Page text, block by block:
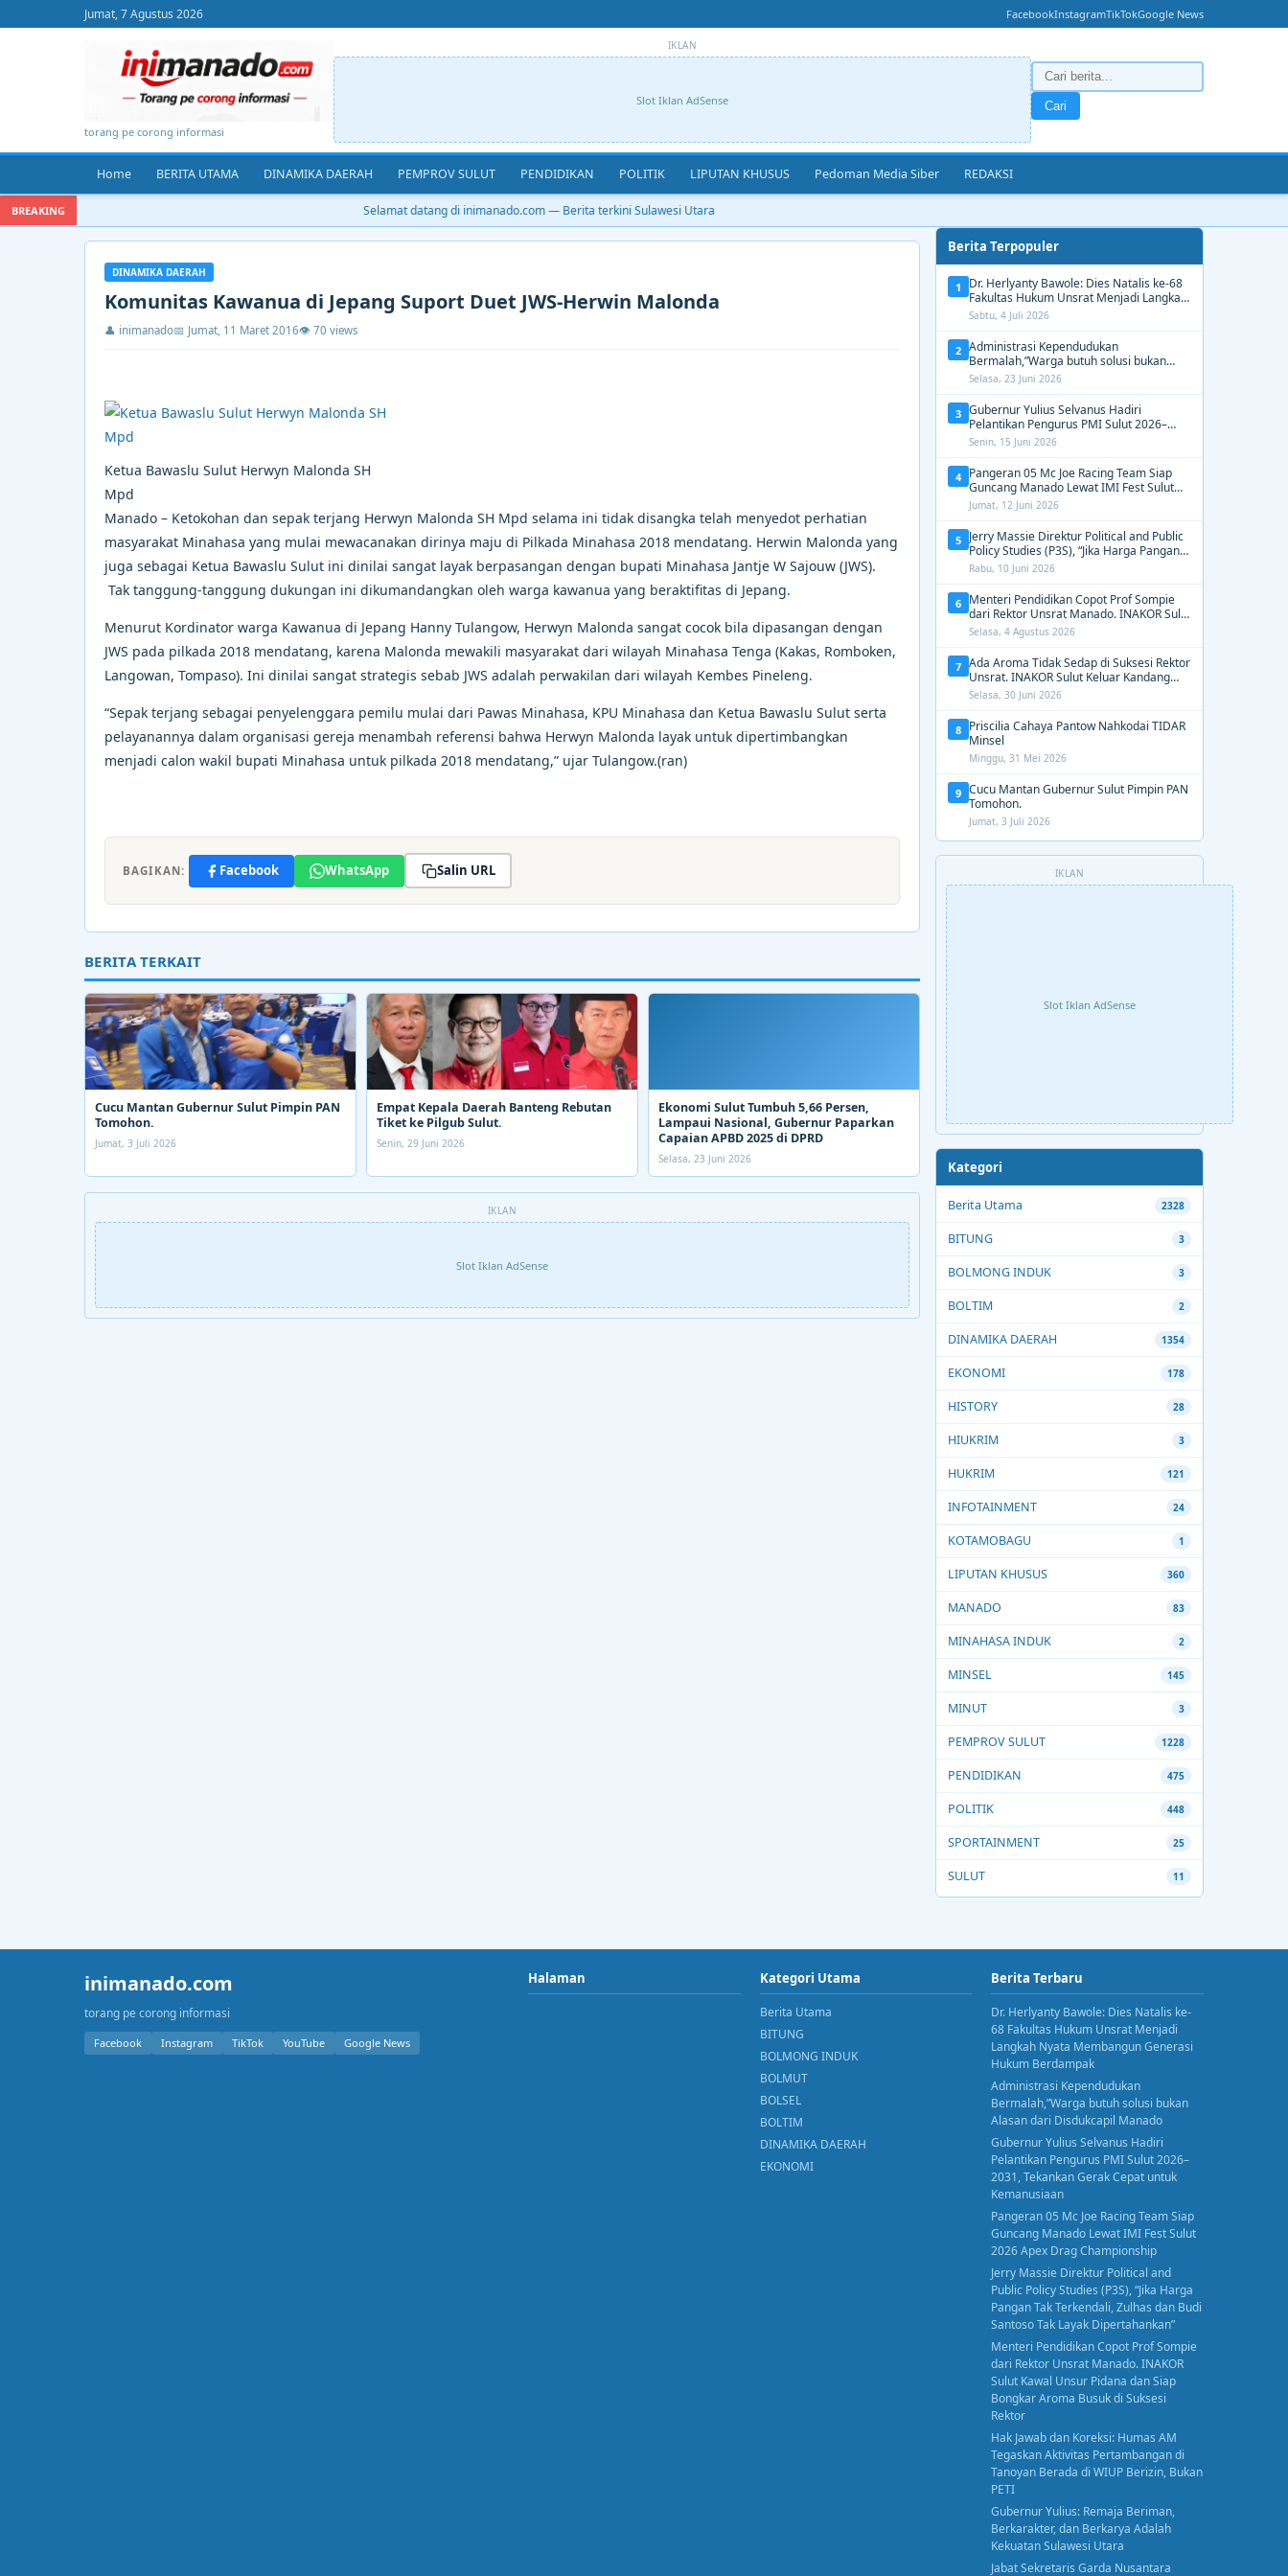
Jumat, 7 Agustus 2026 FacebookInstagramTikTokGoogle News
torang pe corong informasi
IKLAN
Slot Iklan AdSense Cari
Home BERITA UTAMA DINAMIKA DAERAH PEMPROV SULUT PENDIDIKAN POLITIK LIPUTAN KHUSUS Pedoman Media Siber REDAKSI
BREAKING Selamat datang di inimanado.com — Berita terkini Sulawesi Utara
DINAMIKA DAERAH
Komunitas Kawanua di Jepang Suport Duet JWS-Herwin Malonda
👤 inimanado📅 Jumat, 11 Maret 2016👁 70 views
Ketua Bawaslu Sulut Herwyn Malonda SH
Mpd
Manado – Ketokohan dan sepak terjang Herwyn Malonda SH Mpd selama ini tidak disangka telah menyedot perhatian
masyarakat Minahasa yang mulai mewacanakan dirinya maju di Pilkada Minahasa 2018 mendatang. Herwin Malonda yang
juga sebagai Ketua Bawaslu Sulut ini dinilai sangat layak berpasangan dengan bupati Minahasa Jantje W Sajouw (JWS).
Tak tanggung-tanggung dukungan ini dikumandangkan oleh warga kawanua yang beraktifitas di Jepang.
Menurut Kordinator warga Kawanua di Jepang Hanny Tulangow, Herwyn Malonda sangat cocok bila dipasangan dengan
JWS pada pilkada 2018 mendatang, karena Malonda mewakili masyarakat dari wilayah Minahasa Tenga (Kakas, Romboken,
Langowan, Tompaso). Ini dinilai sangat strategis sebab JWS adalah perwakilan dari wilayah Kembes Pineleng.
“Sepak terjang sebagai penyelenggara pemilu mulai dari Pawas Minahasa, KPU Minahasa dan Ketua Bawaslu Sulut serta
pelayanannya dalam organisasi gereja menambah referensi bahwa Herwyn Malonda layak untuk dipertimbangkan
menjadi calon wakil bupati Minahasa untuk pilkada 2018 mendatang,” ujar Tulangow.(ran)
BAGIKAN: Facebook WhatsApp Salin URL
BERITA TERKAIT
Cucu Mantan Gubernur Sulut Pimpin PAN
Tomohon.
Jumat, 3 Juli 2026
Empat Kepala Daerah Banteng Rebutan
Tiket ke Pilgub Sulut.
Senin, 29 Juni 2026
Ekonomi Sulut Tumbuh 5,66 Persen,
Lampaui Nasional, Gubernur Paparkan
Capaian APBD 2025 di DPRD
Selasa, 23 Juni 2026
IKLAN
Slot Iklan AdSense
Berita Terpopuler
1
Dr. Herlyanty Bawole: Dies Natalis ke-68
Fakultas Hukum Unsrat Menjadi Langkah
Nyata Membangun Generasi Hukum
Berdampak
Sabtu, 4 Juli 2026
2 Administrasi Kependudukan
Bermalah,”Warga butuh solusi bukan
Alasan dari Disdukcapil Manado
Selasa, 23 Juni 2026
3 Gubernur Yulius Selvanus Hadiri
Pelantikan Pengurus PMI Sulut 2026–
2031, Tekankan Gerak Cepat untuk
Kemanusiaan
Senin, 15 Juni 2026
4 Pangeran 05 Mc Joe Racing Team Siap
Guncang Manado Lewat IMI Fest Sulut
2026 Apex Drag Championship
Jumat, 12 Juni 2026
5 Jerry Massie Direktur Political and Public
Policy Studies (P3S), “Jika Harga Pangan
Tak Terkendali, Zulhas dan Budi Santoso
Tak Layak Dipertahankan”
Rabu, 10 Juni 2026
6 Menteri Pendidikan Copot Prof Sompie
dari Rektor Unsrat Manado. INAKOR Sulut
Kawal Unsur Pidana dan Siap Bongkar
Aroma Busuk di Suksesi Rektor
Selasa, 4 Agustus 2026
7 Ada Aroma Tidak Sedap di Suksesi Rektor
Unsrat. INAKOR Sulut Keluar Kandang
Kawal Proses Seleksi
Selasa, 30 Juni 2026
8 Priscilia Cahaya Pantow Nahkodai TIDAR
Minsel
Minggu, 31 Mei 2026
9 Cucu Mantan Gubernur Sulut Pimpin PAN
Tomohon.
Jumat, 3 Juli 2026
IKLAN
Slot Iklan AdSense
Kategori
Berita Utama 2328
BITUNG 3
BOLMONG INDUK 3
BOLTIM 2
DINAMIKA DAERAH 1354
EKONOMI 178
HISTORY 28
HIUKRIM 3
HUKRIM 121
INFOTAINMENT 24
KOTAMOBAGU 1
LIPUTAN KHUSUS 360
MANADO 83
MINAHASA INDUK 2
MINSEL 145
MINUT 3
PEMPROV SULUT 1228
PENDIDIKAN 475
POLITIK 448
SPORTAINMENT 25
SULUT 11
inimanado.com
torang pe corong informasi
Facebook Instagram TikTok YouTube Google News
Halaman Kategori Utama
Berita Utama
BITUNG
BOLMONG INDUK
BOLMUT
BOLSEL
BOLTIM
DINAMIKA DAERAH
EKONOMI
Berita Terbaru
Dr. Herlyanty Bawole: Dies Natalis ke-
68 Fakultas Hukum Unsrat Menjadi
Langkah Nyata Membangun Generasi
Hukum Berdampak
Administrasi Kependudukan
Bermalah,”Warga butuh solusi bukan
Alasan dari Disdukcapil Manado
Gubernur Yulius Selvanus Hadiri
Pelantikan Pengurus PMI Sulut 2026–
2031, Tekankan Gerak Cepat untuk
Kemanusiaan
Pangeran 05 Mc Joe Racing Team Siap
Guncang Manado Lewat IMI Fest Sulut
2026 Apex Drag Championship
Jerry Massie Direktur Political and
Public Policy Studies (P3S), “Jika Harga
Pangan Tak Terkendali, Zulhas dan Budi
Santoso Tak Layak Dipertahankan”
Menteri Pendidikan Copot Prof Sompie
dari Rektor Unsrat Manado. INAKOR
Sulut Kawal Unsur Pidana dan Siap
Bongkar Aroma Busuk di Suksesi
Rektor
Hak Jawab dan Koreksi: Humas AM
Tegaskan Aktivitas Pertambangan di
Tanoyan Berada di WIUP Berizin, Bukan
PETI
Gubernur Yulius: Remaja Beriman,
Berkarakter, dan Berkarya Adalah
Kekuatan Sulawesi Utara
Jabat Sekretaris Garda Nusantara